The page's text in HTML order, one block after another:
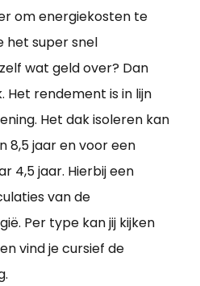
om energiekosten te
het super snel
wat geld over? Dan
Het rendement is in lijn
Het dak isoleren kan
8,5 jaar en voor een
4,5 jaar. Hierbij een
van de
Per type kan jij kijken
vind je cursief de